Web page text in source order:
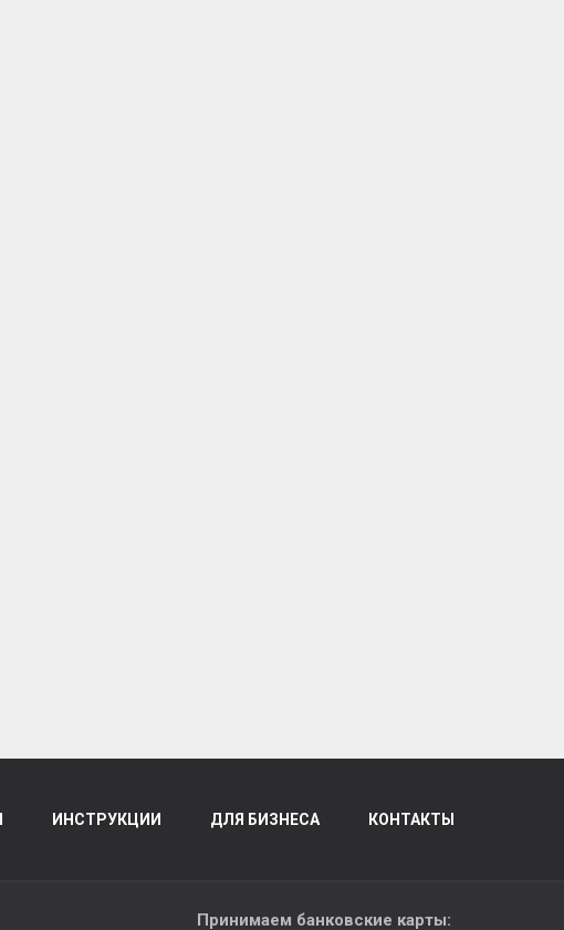
ИНСТРУКЦИИ ДЛЯ БИЗНЕСА КОНТАКТЫ
Принимаем банковские карты: